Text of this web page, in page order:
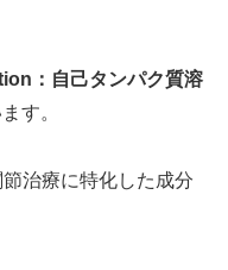
：⾃⼰タンパク質溶
す。
治療に特化した成分